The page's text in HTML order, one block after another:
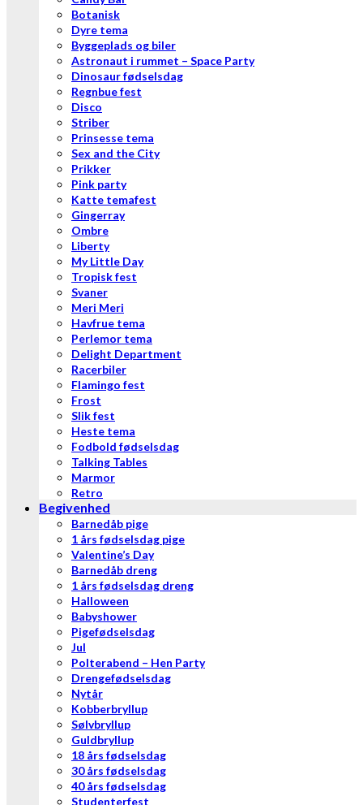
Botanisk
Dyre tema
Byggeplads og biler
Astronaut i rummet – Space Party
Dinosaur fødselsdag
Regnbue fest
Disco
Striber
Prinsesse tema
Sex and the City
Prikker
Pink party
Katte temafest
Gingerray
Ombre
Liberty
My Little Day
Tropisk fest
Svaner
Meri Meri
Havfrue tema
Perlemor tema
Delight Department
Racerbiler
Flamingo fest
Frost
Slik fest
Heste tema
Fodbold fødselsdag
Talking Tables
Marmor
Retro
Begivenhed
Barnedåb pige
1 års fødselsdag pige
Valentine’s Day
Barnedåb dreng
1 års fødselsdag dreng
Halloween
Babyshower
Pigefødselsdag
Jul
Polterabend – Hen Party
Drengefødselsdag
Nytår
Kobberbryllup
Sølvbryllup
Guldbryllup
18 års fødselsdag
30 års fødselsdag
40 års fødselsdag
Studenterfest